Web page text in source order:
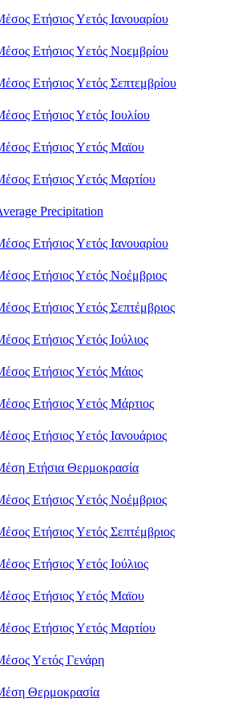
Ετήσιος Υετός Ιανουαρίου
Ετήσιος Υετός Nοεμβρίου
Ετήσιος Υετός Σεπτεμβρίου
Ετήσιος Υετός Ιουλίου
Ετήσιος Υετός Μαϊου
Ετήσιος Υετός Μαρτίου
Precipitation
Ετήσιος Υετός Ιανουαρίου
Ετήσιος Υετός Νοέμβριος
Ετήσιος Υετός Σεπτέμβριος
Ετήσιος Υετός Ιούλιος
Ετήσιος Υετός Μάιος
Ετήσιος Υετός Μάρτιος
Ετήσιος Υετός Ιανουάριος
Ετήσια Θερμοκρασία
Ετήσιος Υετός Νοέμβριος
Ετήσιος Υετός Σεπτέμβριος
Ετήσιος Υετός Ιούλιος
Ετήσιος Υετός Μαϊου
Ετήσιος Υετός Μαρτίου
Υετός Γενάρη
Θερμοκρασία